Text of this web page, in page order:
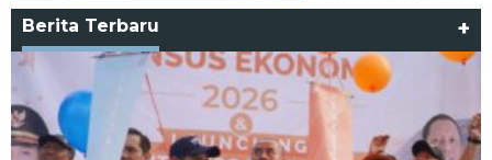
Berita Terbaru +